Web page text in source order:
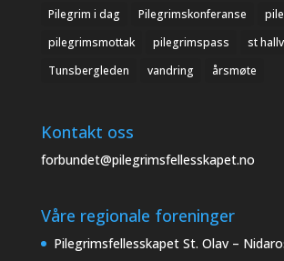
Pilegrim i dag
Pilegrimskonferanse
pilegrimsmottak
pilegrimspass
st
Tunsbergleden
vandring årsmøte
Kontakt oss
forbundet@pilegrimsfellesskapet.no
Våre regionale foreninger
Pilegrimsfellesskapet St. Olav –